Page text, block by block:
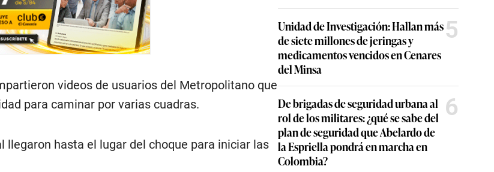
videos de usuarios del Metropolitano que
para caminar por varias cuadras.
llegaron hasta el lugar del choque para iniciar las
Unidad de Investigación: Hallan más
de siete millones de jeringas y
medicamentos vencidos en Cenares
del Minsa
5
De brigadas de seguridad urbana al
rol de los militares: ¿qué se sabe del
plan de seguridad que Abelardo de
la Espriella pondrá en marcha en
Colombia?
6